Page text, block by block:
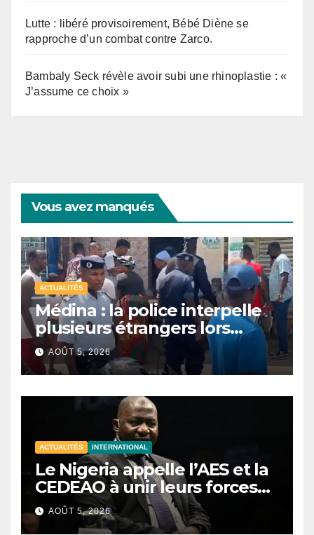
Lutte : libéré provisoirement, Bébé Diène se
rapproche d’un combat contre Zarco.
Bambaly Seck révèle avoir subi une rhinoplastie : «
J’assume ce choix »
Vous avez manqués
ACTUALITÉS
Médina : la police interpelle
plusieurs étrangers lors
d’une opération de
sécurisation
AOÛT 5, 2026
ACTUALITÉS INTERNATIONAL
Le Nigeria appelle l’AES et la
CEDEAO à unir leurs forces
contre le terrorisme
AOÛT 5, 2026